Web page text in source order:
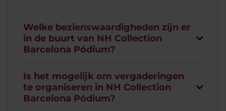
Welke bezienswaardigheden zijn er
in de buurt van NH Collection
Barcelona Pódium?
Is het mogelijk om vergaderingen
te organiseren in NH Collection
Barcelona Pódium?